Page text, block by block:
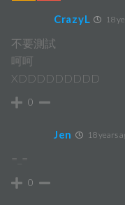
CrazyL 18
不要測試
呵呵
XDDDDDDDDD
0
Jen 18 years
=_=
0